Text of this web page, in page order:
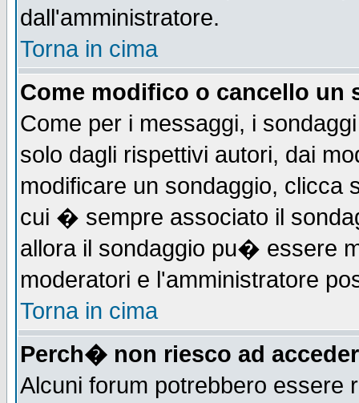
dall'amministratore.
Torna in cima
Come modifico o cancello un
Come per i messaggi, i
solo dagli rispettivi autori, dai
modificare un sondaggio, clicca
cui � sempre associato il
allora il sondaggio pu� essere
moderatori e l'amministratore
Torna in cima
Perch� non riesco ad
Alcuni forum potrebbero essere